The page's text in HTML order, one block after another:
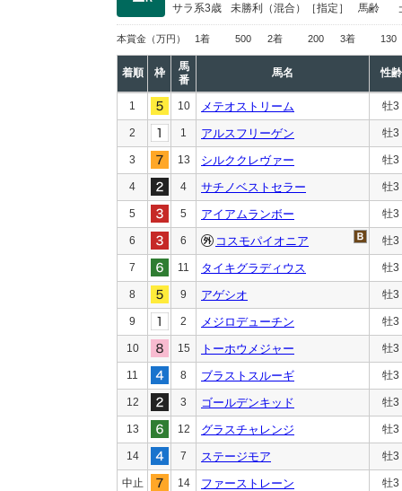
サラ系3歳 未勝利 （混合）［指定］ 馬齢
本賞金 （万円） 1着 500 2着 200 3着 130
着順 枠
馬
番
馬名 性齢
1 10 メテオストリーム 牡3
2 1 アルスフリーゲン 牡3
3 13 シルククレヴァー 牡3
4 4 サチノベストセラー 牡3
5 5 アイアムランボー 牡3
6 6 コスモパイオニア 牡3
7 11 タイキグラディウス 牡3
8 9 アゲシオ 牡3
9 2 メジロデューチン 牡3
10 15 トーホウメジャー 牡3
11 8 ブラストスルーギ 牡3
12 3 ゴールデンキッド 牡3
13 12 グラスチャレンジ 牡3
14 7 ステージモア 牡3
中止 14 ファーストレーン 牡3